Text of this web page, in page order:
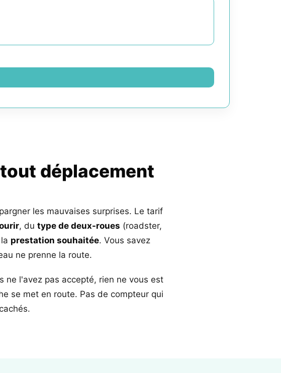
déplacement
les mauvaises surprises. Le tarif
, du type de deux-roues (roadster,
prestation souhaitée. Vous savez
ne prenne la route.
ne l'avez pas accepté, rien ne vous est
se met en route. Pas de compteur qui